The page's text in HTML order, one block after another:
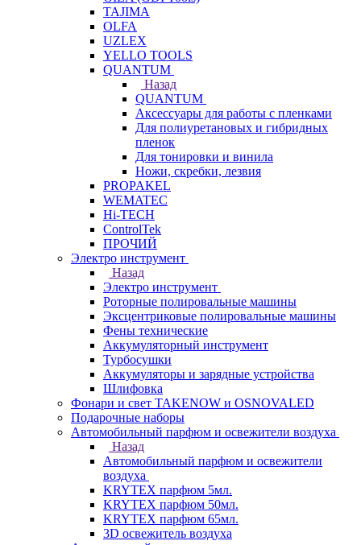
TAJIMA
OLFA
UZLEX
YELLO TOOLS
QUANTUM
Назад
QUANTUM
Аксессуары для работы с пленками
Для полиуретановых и гибридных
пленок
Для тонировки и винила
Ножи, скребки, лезвия
PROPAKEL
WEMATEC
Hi-TECH
ControlTek
ПРОЧИЙ
Электро инструмент
Назад
Электро инструмент
Роторные полировальные машины
Эксцентриковые полировальные машины
Фены технические
Аккумуляторный инструмент
Турбосушки
Аккумуляторы и зарядные устройства
Шлифовка
Фонари и свет TAKENOW и OSNOVALED
Подарочные наборы
Автомобильный парфюм и освежители воздуха
Назад
Автомобильный парфюм и освежители
воздуха
KRYTEX парфюм 5мл.
KRYTEX парфюм 50мл.
KRYTEX парфюм 65мл.
3D освежитель воздуха